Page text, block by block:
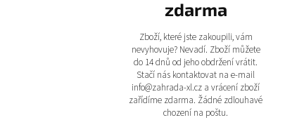
zdarma
Zboží, které jste zakoupili, vám
nevyhovuje? Nevadí. Zboží můžete
do 14 dnů od jeho obdržení vrátit.
Stačí nás kontaktovat na e-mail
info@zahrada-xl.cz a vrácení zboží
zařídíme zdarma. Žádné zdlouhavé
chození na poštu.